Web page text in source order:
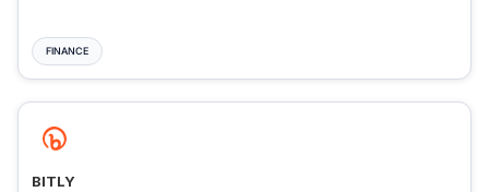
FINANCE
BITLY